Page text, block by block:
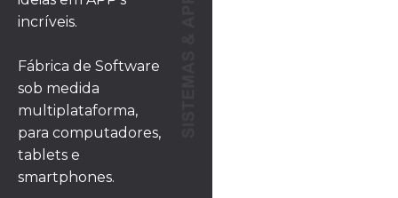
incríveis.
Fábrica de Software
sob medida
multiplataforma,
para computadores,
tablets e
smartphones.